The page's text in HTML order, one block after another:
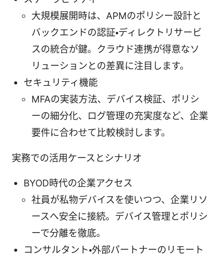
大規模展開時は、APMのポリシー設計と
バックエンドの認証・ディレクトリサービ
スの統合が鍵。クラウド連携が得意なソ
リューションとの差異に注目します。
セキュリティ機能
MFAの実装方法、デバイス検証、ポリシ
ーの細分化、ログ管理の充実度など、企業
要件に合わせて比較検討します。
実務での活用ケースとシナリオ
BYOD時代の企業アクセス
社員が私物デバイスを使いつつ、企業リソ
ースへ安全に接続。デバイス管理とポリシ
ーで分離を徹底。
コンサルタント・外部パートナーのリモート